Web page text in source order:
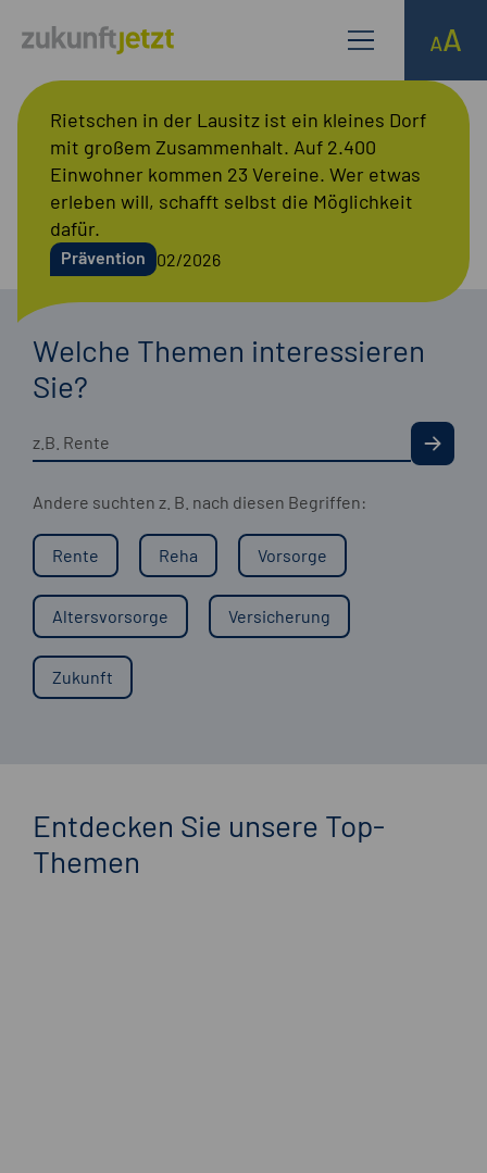
Rietschen in der Lausitz ist ein kleines Dorf
mit großem Zusammenhalt. Auf 2.400
Einwohner kommen 23 Vereine. Wer etwas
erleben will, schafft selbst die Möglichkeit
dafür.
Prävention 02/2026
Welche Themen interessieren
Sie?
Andere suchten z. B. nach diesen Begriffen:
Rente Reha Vorsorge
Altersvorsorge Versicherung
Zukunft
Entdecken Sie unsere Top-
Themen